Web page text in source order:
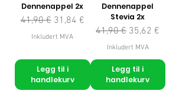
Dennenappel 2x
Vanlig pris
41,90 € Salgspris
31,84 €
Inkludert MVA
Legg til i
handlekurv
Dennenappel
Stevia 2x
Vanlig pris
41,90 € Salgspris
35,62 €
Inkludert MVA
Legg til i
handlekurv